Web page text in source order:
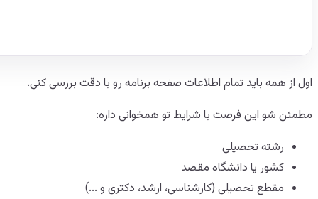
اول از همه باید تمام اطلاعات صفحه برنامه رو با دقت بررسی کنی.
مطمئن شو این فرصت با شرایط تو همخوانی داره:
رشته تحصیلی
کشور یا دانشگاه مقصد
مقطع تحصیلی (کارشناسی، ارشد، دکتری و ...)